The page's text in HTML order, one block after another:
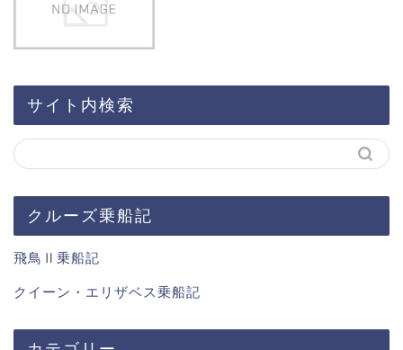
サイト内検索
クルーズ乗船記
飛鳥Ⅱ乗船記
クイーン・エリザベス乗船記